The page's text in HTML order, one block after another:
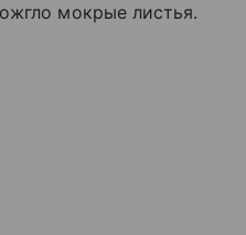
мокрые листья.